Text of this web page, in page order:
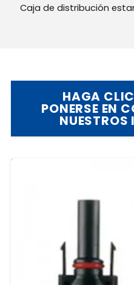
Caja de distribución
HAGA
PONERSE EN
NUESTROS